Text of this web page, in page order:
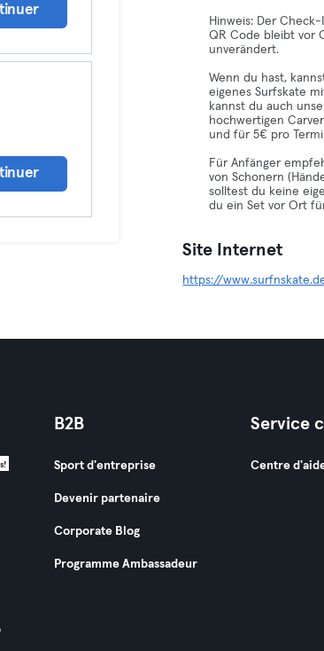
Hinweis: Der
QR Code bleibt vor
unverändert.
Wenn du hast,
eigenes Surfskate
kannst du auch
hochwertigen
und für 5€ pro
Für Anfänger
von Schonern
solltest du keine
du ein Set vor Ort
Site Internet
https://
B2B
Sport d'entreprise
Devenir partenaire
Corporate Blog
Programme Ambassadeur
Service
Centre